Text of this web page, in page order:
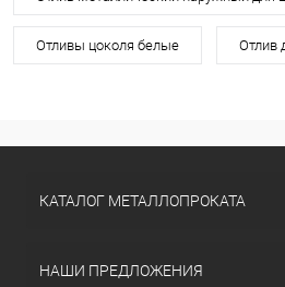
Отливы цоколя белые Отлив
КАТАЛОГ МЕТАЛЛОПРОКАТА
НАШИ ПРЕДЛОЖЕНИЯ